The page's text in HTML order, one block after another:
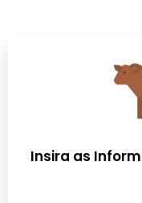
Insira as